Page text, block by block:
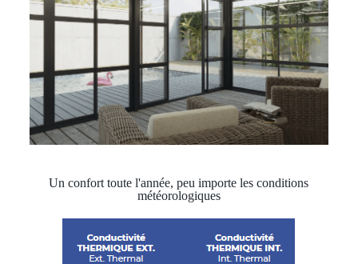
Un confort toute l'année, peu importe les conditions
météorologiques